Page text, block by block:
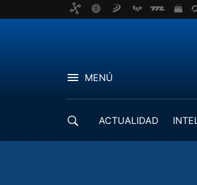
MENÚ
ACTUALIDAD